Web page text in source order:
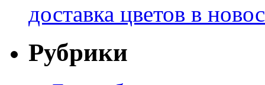
доставка цветов в
Рубрики